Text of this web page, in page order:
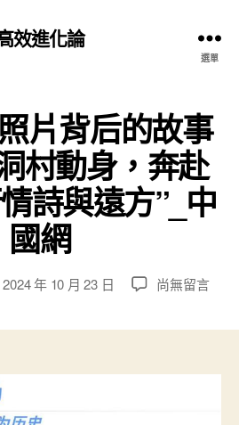
效進化論
選單
片背后的故事
村動身，奔赴
詩與遠方”_中
國網
2024 年 10 月 23 日
在
尚無留言